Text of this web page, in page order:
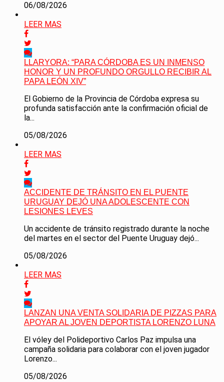
06/08/2026
LEER MAS
LLARYORA: “PARA CÓRDOBA ES UN INMENSO
HONOR Y UN PROFUNDO ORGULLO RECIBIR AL
PAPA LEÓN XIV”
El Gobierno de la Provincia de Córdoba expresa su
profunda satisfacción ante la confirmación oficial de
la...
05/08/2026
LEER MAS
ACCIDENTE DE TRÁNSITO EN EL PUENTE
URUGUAY DEJÓ UNA ADOLESCENTE CON
LESIONES LEVES
Un accidente de tránsito registrado durante la noche
del martes en el sector del Puente Uruguay dejó...
05/08/2026
LEER MAS
LANZAN UNA VENTA SOLIDARIA DE PIZZAS PARA
APOYAR AL JOVEN DEPORTISTA LORENZO LUNA
El vóley del Polideportivo Carlos Paz impulsa una
campaña solidaria para colaborar con el joven jugador
Lorenzo...
05/08/2026